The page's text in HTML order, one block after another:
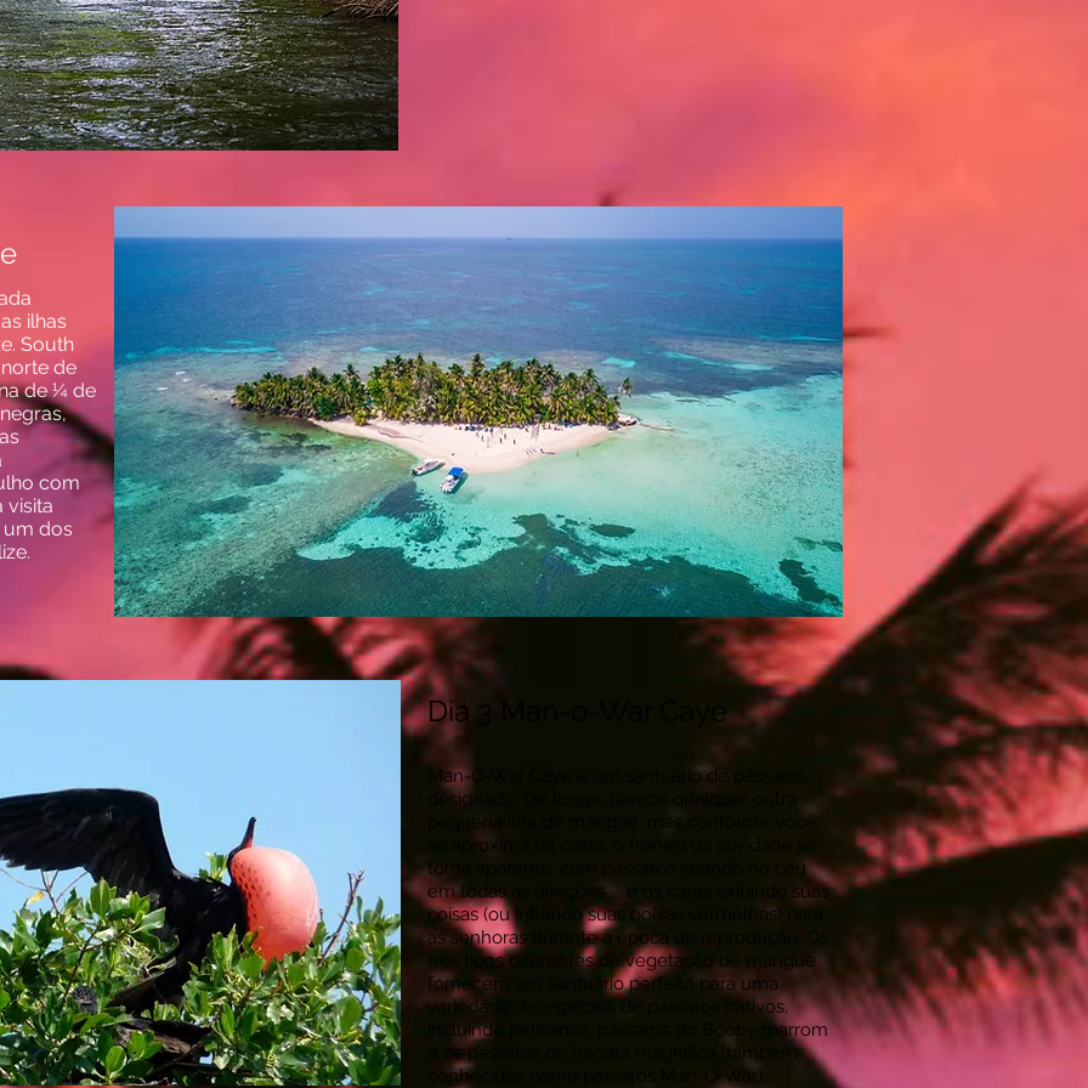
ilhas
South
de
de ¼ de
com
visita
dos
Dia 3 Man-o-War Caye
Man-O-War Caye é um santuário de pássaros
designado. De longe, parece qualquer outra
pequena ilha de mangue, mas conforme você
se aproxima da costa, o frenesi da atividade se
torna aparente, com pássaros voando no céu
em todas as direções ... e os caras exibindo suas
coisas (ou inflando suas bolsas vermelhas) para
as senhoras durante a época de reprodução. Os
três tipos diferentes de vegetação de mangue
fornecem um santuário perfeito para uma
variedade de espécies de pássaros nativos,
incluindo pelicanos, pássaros do Booby marrom
e os pássaros de fragata magnífica (também
conhecidos como pássaros Man-O-War).